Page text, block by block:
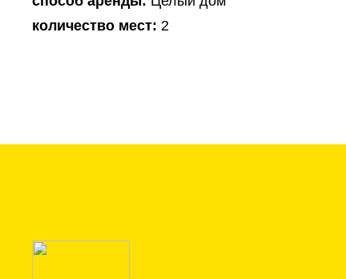
количество мест: 2